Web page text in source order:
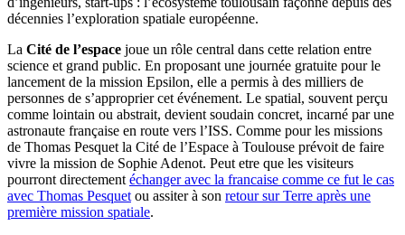
décennies l’exploration spatiale européenne.
La Cité de l’espace joue un rôle central dans cette relation entre
science et grand public. En proposant une journée gratuite pour le
lancement de la mission Epsilon, elle a permis à des milliers de
personnes de s’approprier cet événement. Le spatial, souvent perçu
comme lointain ou abstrait, devient soudain concret, incarné par une
astronaute française en route vers l’ISS. Comme pour les missions
de Thomas Pesquet la Cité de l’Espace à Toulouse prévoit de faire
vivre la mission de Sophie Adenot. Peut etre que les visiteurs
pourront directementéchanger avec la francaise comme ce fut le cas
avec Thomas Pesquetou assiter à son retour sur Terre après une
première mission spatiale.